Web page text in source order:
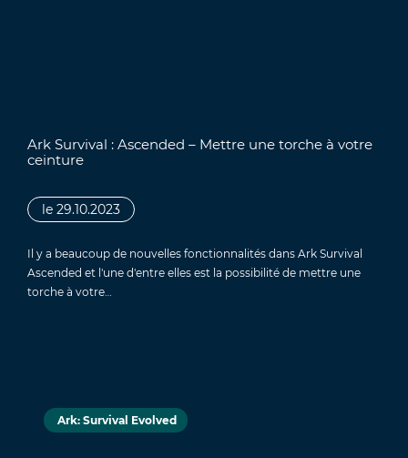
Ark Survival : Ascended – Mettre une torche à votre
ceinture
le 29.10.2023
Il y a beaucoup de nouvelles fonctionnalités dans Ark Survival
Ascended et l'une d'entre elles est la possibilité de mettre une
torche à votre…
Ark: Survival Evolved